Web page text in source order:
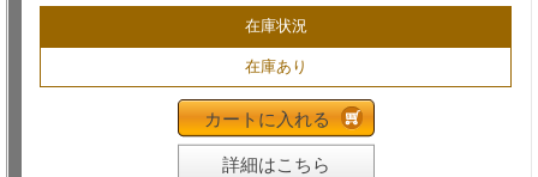
在庫状況
在庫あり
カートに入れる
詳細はこちら